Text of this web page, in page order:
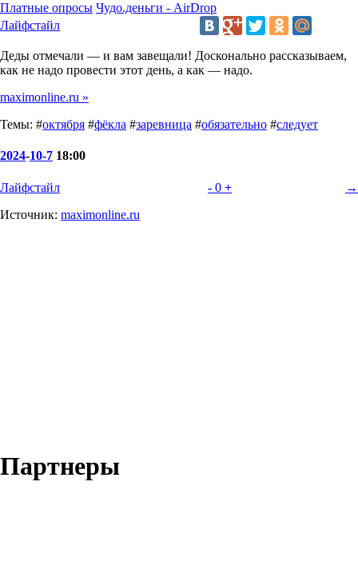
Платные опросы Чудо.деньги - AirDrop
Лайфстайл
Деды отмечали — и вам завещали! Досконально рассказываем,
как не надо провести этот день, а как — надо.
maximonline.ru »
Темы: #октября #фёкла #заревница #обязательно #следует
2024-10-7 18:00
Лайфстайл - 0 +
→
Источник: maximonline.ru
Партнеры